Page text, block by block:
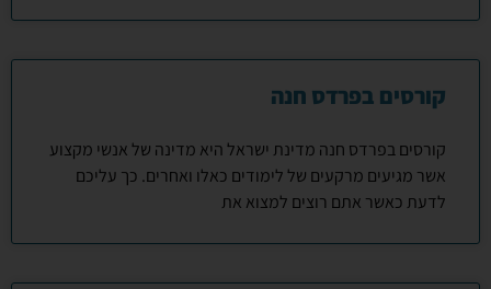
קורסים בפרדס חנה
קורסים בפרדס חנה מדינת ישראל היא מדינה של אנשי מקצוע
אשר מגיעים מרקעים של לימודים כאלו ואחרים. כך עליכם
לדעת כאשר אתם רוצים למצוא את